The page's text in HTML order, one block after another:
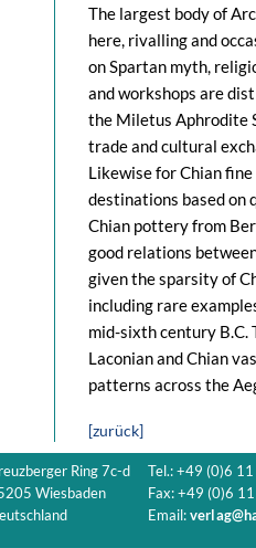
The largest body of
here, rivalling and
on Spartan myth,
and workshops are
the Miletus Aphrodite
trade and cultural
Likewise for Chian
destinations based on
Chian pottery from
good relations
given the sparsity of
including rare
mid-sixth century
Laconian and Chian
patterns across the
[zurück]
Ring 7c-d
Wiesbaden
Tel.: +49 (0)6
Fax: +49 (0)6
Email: